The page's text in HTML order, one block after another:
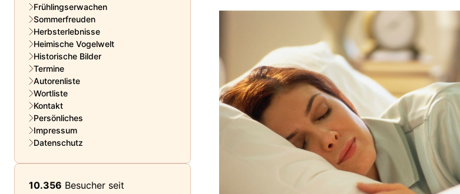
Frühlingserwachen
Sommerfreuden
Herbsterlebnisse
Heimische Vogelwelt
Historische Bilder
Termine
Autorenliste
Wortliste
Kontakt
Persönliches
Impressum
Datenschutz
10.356 Besucher seit